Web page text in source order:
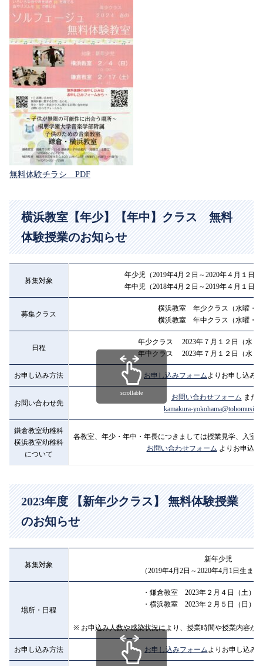
無料体験チラシ PDF
横浜教室【年少】【年中】クラス 無料
体験授業のお知らせ
募集対象
年少児（2019年4月２日～2020年４月１日
年中児（2018年4月２日～2019年４月１日
募集クラス
横浜教室 年少クラス（水曜・
横浜教室 年中クラス（水曜・
日程
年少クラス 2023年７月１２日（水）
年中クラス 2023年７月１２日（水）
お申し込み方法 お申し込みフォームよりお申し込み
お問い合わせ先
お問い合わせフォーム また
kamakura-
鎌倉教室幼稚科
横浜教室幼稚科
について
各教室、年少・年中・年長につきましては授業見学、入室
お問い合わせフォーム よりお申込
scrollable
2023年度 【新年少クラス】 無料体験授業
のお知らせ
募集対象
新年少児
（2019年4月2日～2020年4月1日生ま
場所・日程
・鎌倉教室 2023年２月４日（土）
・横浜教室 2023年２月５日（日）
※ お申込み人数や感染状況により、授業時間や授業内容が
お申し込み方法 お申し込みフォームよりお申し込み